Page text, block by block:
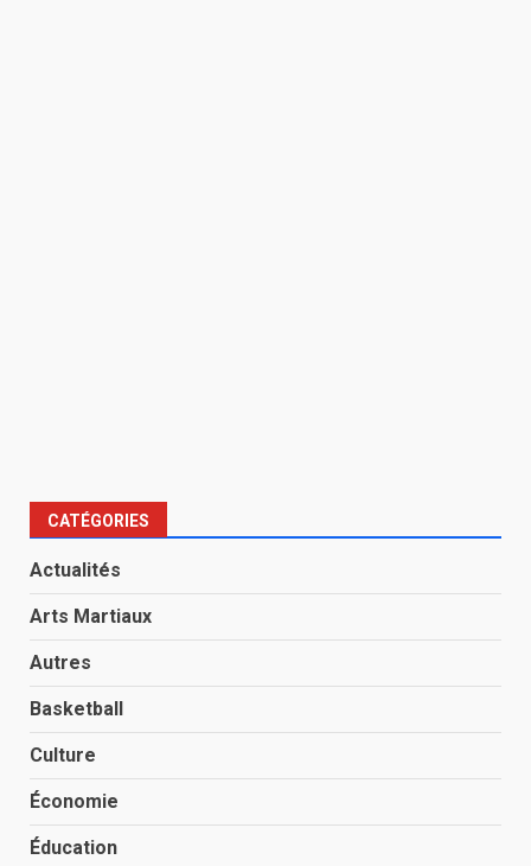
CATÉGORIES
Actualités
Arts Martiaux
Autres
Basketball
Culture
Économie
Éducation